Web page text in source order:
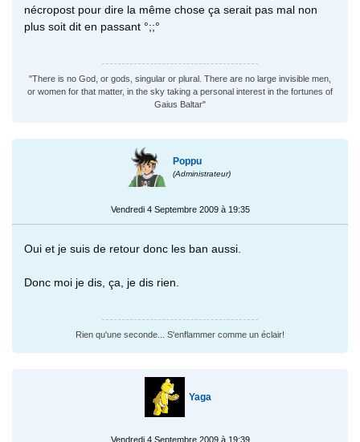
nécropost pour dire la même chose ça serait pas mal non
plus soit dit en passant °;;°
"There is no God, or gods, singular or plural. There are no large invisible men,
or women for that matter, in the sky taking a personal interest in the fortunes of
Gaius Baltar"
Poppu
(Administrateur)
Vendredi 4 Septembre 2009 à 19:35
Oui et je suis de retour donc les ban aussi.
Donc moi je dis, ça, je dis rien.
Rien qu'une seconde... S'enflammer comme un éclair!
Yaga
Vendredi 4 Septembre 2009 à 19:39